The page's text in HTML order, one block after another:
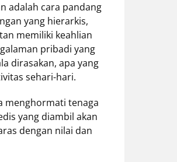
adalah cara pandang
yang hierarkis,
memiliki keahlian
pribadi yang
dirasakan, apa yang
sehari-hari.
menghormati tenaga
yang diambil akan
dengan nilai dan